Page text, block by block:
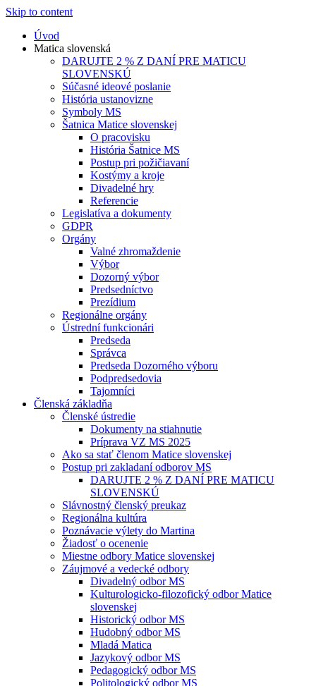
Skip to content
Úvod
Matica slovenská
DARUJTE 2 % Z DANÍ PRE MATICU
SLOVENSKÚ
Súčasné ideové poslanie
História ustanovizne
Symboly MS
Šatnica Matice slovenskej
O pracovisku
História Šatnice MS
Postup pri požičiavaní
Kostýmy a kroje
Divadelné hry
Referencie
Legislatíva a dokumenty
GDPR
Orgány
Valné zhromaždenie
Výbor
Dozorný výbor
Predsedníctvo
Prezídium
Regionálne orgány
Ústrední funkcionári
Predseda
Správca
Predseda Dozorného výboru
Podpredsedovia
Tajomníci
Členská základňa
Členské ústredie
Dokumenty na stiahnutie
Príprava VZ MS 2025
Ako sa stať členom Matice slovenskej
Postup pri zakladaní odborov MS
DARUJTE 2 % Z DANÍ PRE MATICU
SLOVENSKÚ
Slávnostný členský preukaz
Regionálna kultúra
Poznávacie výlety do Martina
Žiadosť o ocenenie
Miestne odbory Matice slovenskej
Záujmové a vedecké odbory
Divadelný odbor MS
Kulturologicko-filozofický odbor Matice
slovenskej
Historický odbor MS
Hudobný odbor MS
Mladá Matica
Jazykový odbor MS
Pedagogický odbor MS
Politologický odbor MS